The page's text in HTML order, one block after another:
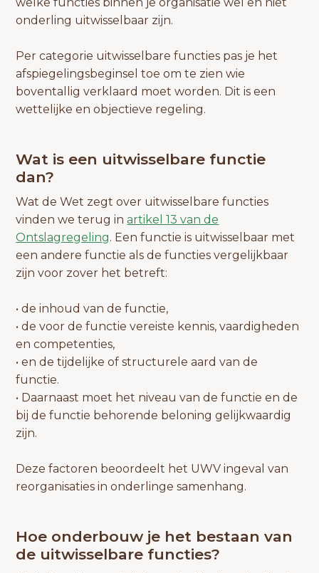
onderling uitwisselbaar zijn.
Per categorie uitwisselbare functies pas je het
afspiegelingsbeginsel toe om te zien wie
boventallig verklaard moet worden. Dit is een
wettelijke en objectieve regeling.
Wat is een uitwisselbare functie
dan?
Wat de Wet zegt over uitwisselbare functies
vinden we terug inartikel 13 van de
Ontslagregeling. Een functie is uitwisselbaar met
een andere functie als de functies vergelijkbaar
zijn voor zover het betreft:
• de inhoud van de functie,
• de voor de functie vereiste kennis, vaardigheden
en competenties,
• en de tijdelijke of structurele aard van de
functie.
• Daarnaast moet het niveau van de functie en de
bij de functie behorende beloning gelijkwaardig
zijn.
Deze factoren beoordeelt het UWV ingeval van
reorganisaties in onderlinge samenhang.
Hoe onderbouw je het bestaan van
de uitwisselbare functies?